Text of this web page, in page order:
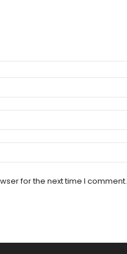
for the next time I comment.